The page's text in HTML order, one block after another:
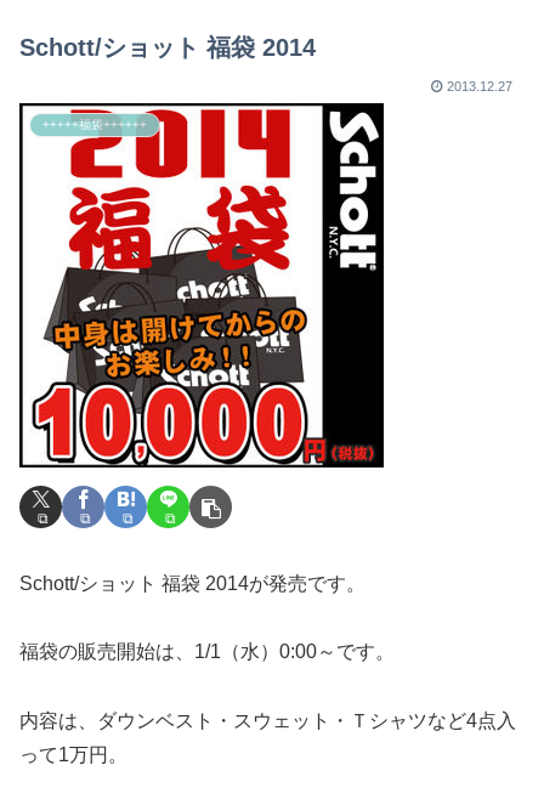
Schott/ショット 福袋 2014
2013.12.27
+++++福袋++++++
Schott/ショット 福袋 2014が発売です。
福袋の販売開始は、1/1（水）0:00～です。
内容は、ダウンベスト・スウェット・Ｔシャツなど4点入
って1万円。